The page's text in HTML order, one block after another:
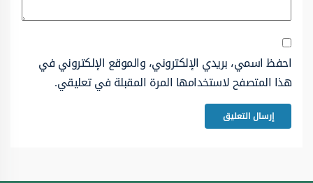
احفظ اسمي، بريدي الإلكتروني، والموقع الإلكتروني في
هذا المتصفح لاستخدامها المرة المقبلة في تعليقي.